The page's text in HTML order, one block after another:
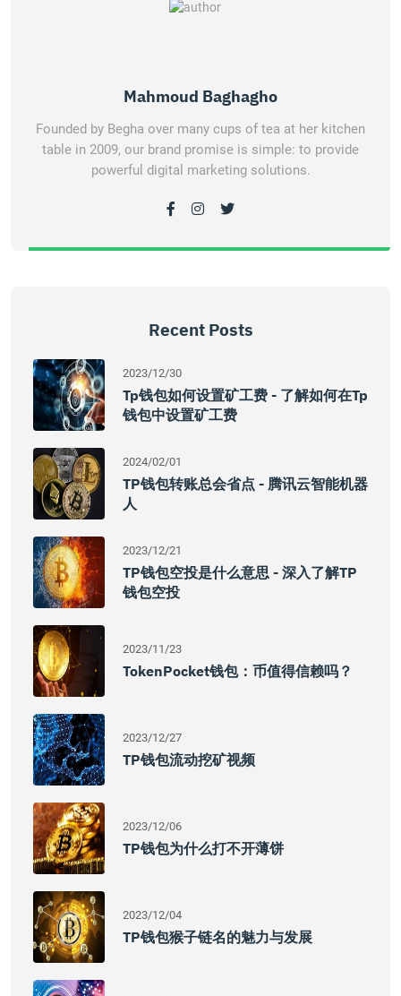
Mahmoud Baghagho
Founded by Begha over many cups of tea at her kitchen
table in 2009, our brand promise is simple: to provide
powerful digital marketing solutions.
Recent Posts
2023/12/30
Tp钱包如何设置矿工费 - 了解如何在Tp
钱包中设置矿工费
2024/02/01
TP钱包转账总会省点 - 腾讯云智能机器
人
2023/12/21
TP钱包空投是什么意思 - 深入了解TP
钱包空投
2023/11/23
TokenPocket钱包：币值得信赖吗？
2023/12/27
TP钱包流动挖矿视频
2023/12/06
TP钱包为什么打不开薄饼
2023/12/04
TP钱包猴子链名的魅力与发展